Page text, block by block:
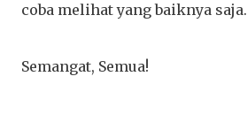
coba melihat yang baiknya saja.
Semangat, Semua!